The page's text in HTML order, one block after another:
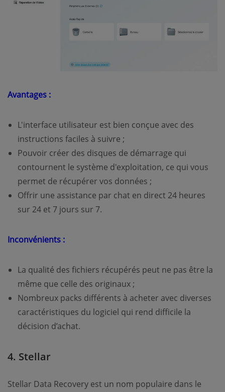
Avantages :
L'interface utilisateur est bien conçue avec des
instructions faciles à suivre ;
Pouvoir créer des disques de démarrage qui
contournent le système d'exploitation, ce qui vous
permet de récupérer vos données ;
Offrir une assistance par chat en direct 24 heures
sur 24 et 7 jours sur 7.
Inconvénients :
La qualité des fichiers récupérés peut ne pas être la
même que celle des originaux ;
Nombreux packs différents à acheter avec diverses
caractéristiques du logiciel qui rend difficile la
décision d’achat.
4. Stellar
Stellar Data Recovery est un nom populaire dans le